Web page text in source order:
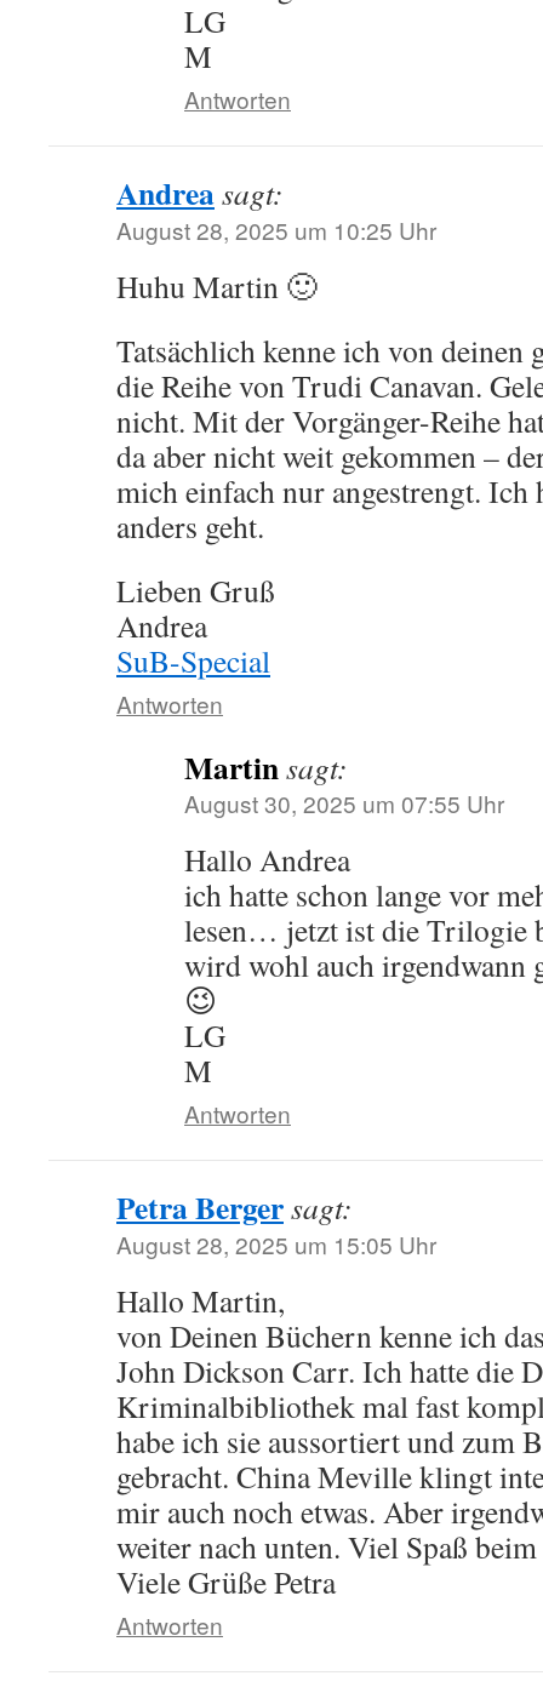
LG
M
Antworten
Andreasagt:
August 28, 2025 um 10:25 Uhr
Huhu Martin 🙂
Tatsächlich kenne ich von deinen
die Reihe von Trudi Canavan.
nicht. Mit der Vorgänger-Reihe
da aber nicht weit gekommen –
mich einfach nur angestrengt. Ich
anders geht.
Lieben Gruß
Andrea
SuB-Special
Antworten
Martinsagt:
August 30, 2025 um 07:55 Uhr
Hallo Andrea
ich hatte schon lange vor
lesen… jetzt ist die Trilogie
wird wohl auch irgendwann
😉
LG
M
Antworten
Petra Bergersagt:
August 28, 2025 um 15:05 Uhr
Hallo Martin,
von Deinen Büchern kenne ich
John Dickson Carr. Ich hatte die
Kriminalbibliothek mal fast
habe ich sie aussortiert und zum
gebracht. China Meville klingt
mir auch noch etwas. Aber
weiter nach unten. Viel Spaß
Viele Grüße Petra
Antworten